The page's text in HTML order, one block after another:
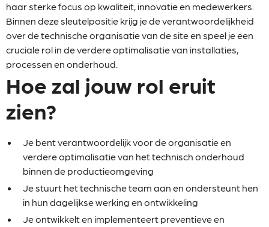
haar sterke focus op kwaliteit, innovatie en medewerkers.
Binnen deze sleutelpositie krijg je de verantwoordelijkheid
over de technische organisatie van de site en speel je een
cruciale rol in de verdere optimalisatie van installaties,
processen en onderhoud.
Hoe zal jouw rol eruit
zien?
Je bent verantwoordelijk voor de organisatie en
verdere optimalisatie van het technisch onderhoud
binnen de productieomgeving
Je stuurt het technische team aan en ondersteunt hen
in hun dagelijkse werking en ontwikkeling
Je ontwikkelt en implementeert preventieve en